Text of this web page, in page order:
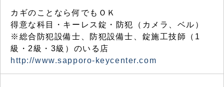
カギのことなら何でもＯＫ
得意な科目・キーレス錠・防犯（カメラ、ベル）
※総合防犯設備士、防犯設備士、錠施工技師（1
級・2級・3級）のいる店
http://www.sapporo-keycenter.com